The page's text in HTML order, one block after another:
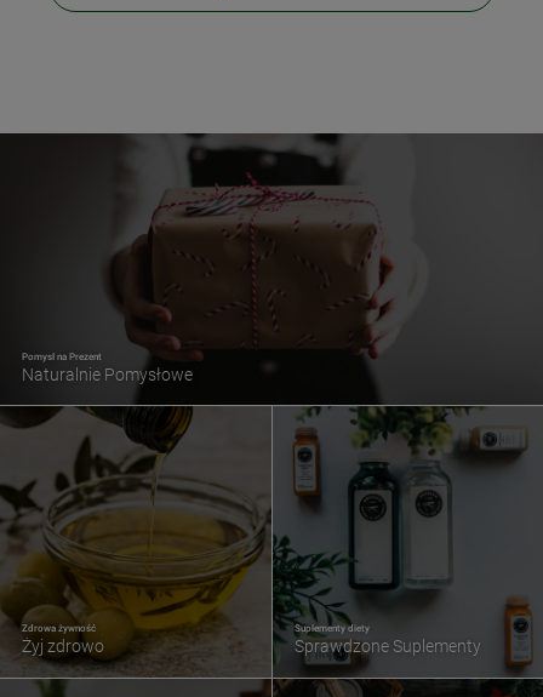
Pomysł na Prezent
Naturalnie Pomysłowe
Zdrowa żywność
Żyj zdrowo
Suplementy diety
Sprawdzone Suplementy